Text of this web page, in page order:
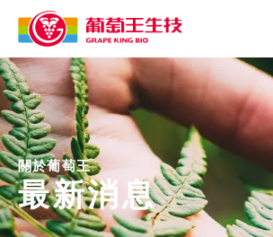
關於葡萄王
最新消息